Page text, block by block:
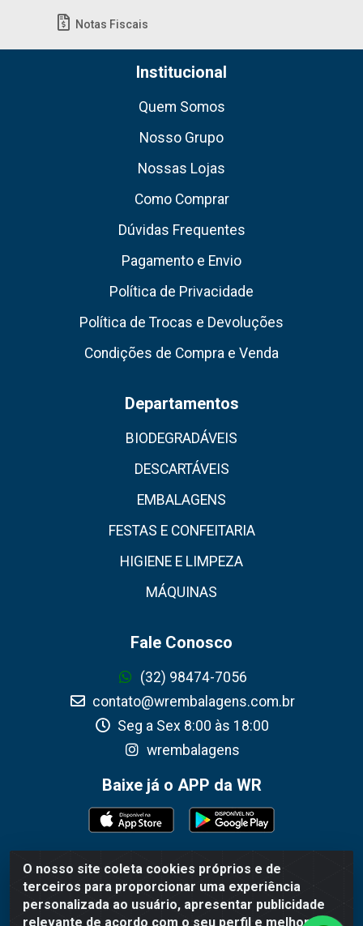
O nosso site coleta cookies próprios e de
terceiros para proporcionar uma experiência
personalizada ao usuário, apresentar publicidade
relevante de acordo com o seu perfil e melhorar a
Notas Fiscais
Institucional
Quem Somos
Nosso Grupo
Nossas Lojas
Como Comprar
Dúvidas Frequentes
Pagamento e Envio
Política de Privacidade
Política de Trocas e Devoluções
Condições de Compra e Venda
Departamentos
BIODEGRADÁVEIS
DESCARTÁVEIS
EMBALAGENS
FESTAS E CONFEITARIA
HIGIENE E LIMPEZA
MÁQUINAS
Fale Conosco
(32) 98474-7056
contato@wrembalagens.com.br
Seg a Sex 8:00 às 18:00
wrembalagens
Baixe já o APP da WR
WR Embalagens - R. Cel. Teodoro Gomes de Araújo, 1360 -
Grogotó - Barbacena / MG - CEP 36202-628 - CNPJ
02.692.206/0001-55